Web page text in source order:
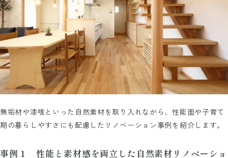
無垢材や漆喰といった自然素材を取り入れながら、性能面や子育て
期の暮らしやすさにも配慮したリノベーション事例を紹介します。
事例１ 性能と素材感を両立した自然素材リノベーショ